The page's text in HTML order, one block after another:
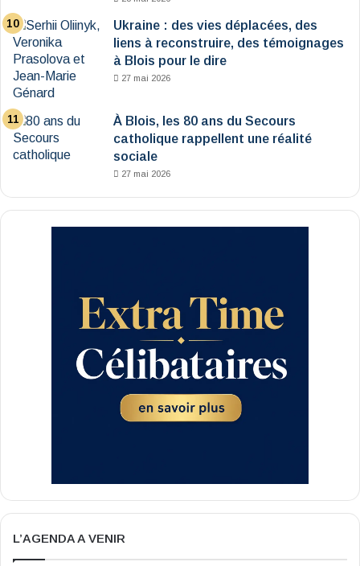
Ukraine : des vies déplacées, des
liens à reconstruire, des témoignages
à Blois pour le dire
27 mai 2026
À Blois, les 80 ans du Secours
catholique rappellent une réalité
sociale
27 mai 2026
L’AGENDA A VENIR